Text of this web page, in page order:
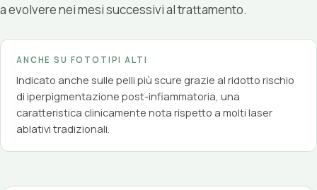
a evolvere nei mesi successivi al trattamento.
ANCHE SU FOTOTIPI ALTI
Indicato anche sulle pelli più scure grazie al ridotto rischio
di iperpigmentazione post-infiammatoria, una
caratteristica clinicamente nota rispetto a molti laser
ablativi tradizionali.